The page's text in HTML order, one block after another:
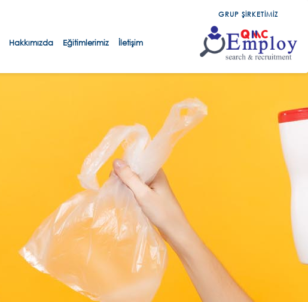
Hakkımızda Eğitimlerimiz İletişim
GRUP ŞİRKETİMİZ